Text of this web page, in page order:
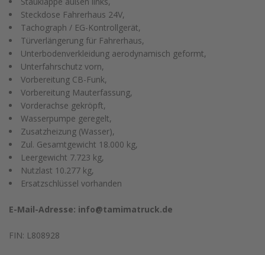
Steckdose Fahrerhaus 24V,
Tachograph / EG-Kontrollgerät,
Türverlängerung für Fahrerhaus,
Unterbodenverkleidung aerodynamisch geformt,
Unterfahrschutz vorn,
Vorbereitung CB-Funk,
Vorbereitung Mauterfassung,
Vorderachse gekröpft,
Wasserpumpe geregelt,
Zusatzheizung (Wasser),
Zul. Gesamtgewicht 18.000 kg,
Leergewicht 7.723 kg,
Nutzlast 10.277 kg,
Ersatzschlüssel vorhanden
E-Mail-Adresse: info@tamimatruck.de
FIN: L808928